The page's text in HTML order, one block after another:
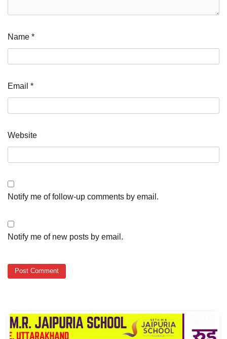
Name *
Email *
Website
Notify me of follow-up comments by email.
Notify me of new posts by email.